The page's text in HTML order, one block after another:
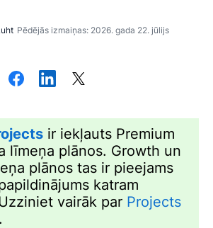
Pēdējās izmaiņas: 2026. gada 22. jūlijs
ir iekļauts Premium
līmeņa plānos. Growth un
plānos tas ir pieejams
katram
vairāk par Projects
.